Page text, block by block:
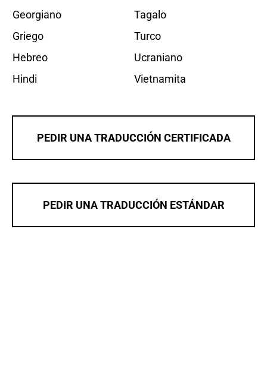
Georgiano
Griego
Hebreo
Hindi
Tagalo
Turco
Ucraniano
Vietnamita
PEDIR UNA TRADUCCIÓN CERTIFICADA
PEDIR UNA TRADUCCIÓN ESTÁNDAR